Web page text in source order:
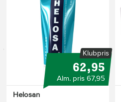
Klubpris
62,95
Alm. pris 67,95
Helosan